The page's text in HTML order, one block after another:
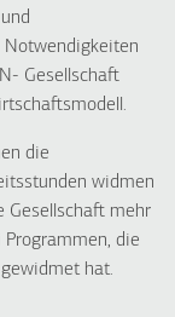
Notwendigkeiten
Gesellschaft
die
widmen
Gesellschaft mehr
die
hat.